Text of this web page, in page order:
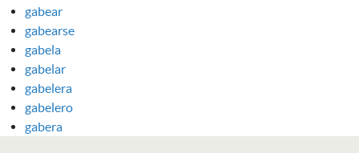
gabear
gabearse
gabela
gabelar
gabelera
gabelero
gabera